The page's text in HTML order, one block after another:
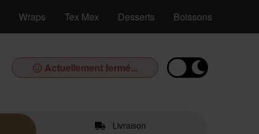
Wraps Tex Mex Desserts Boissons
Actuellement fermé...
Livraison